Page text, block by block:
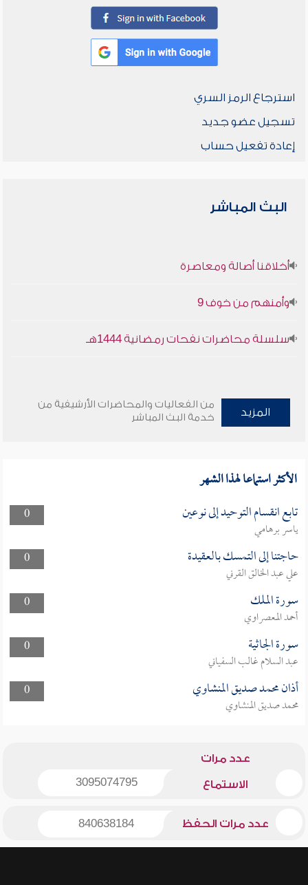
استرجاع الرمز السري
تسجيل عضو جديد
إعادة تفعيل حساب
البث المباشر
أخلاقنا أصالة ومعاصرة
وأمنهم من خوف 9
سلسلة محاضرات نفحات رمضانية 1444هـ
المزيد
من الفعاليات والمحاضرات الأرشيفية من
خدمة البث المباشر
الأكثر استماعا لهذا الشهر
0 تابع انقسام التوحيد إلى نوعين
ياسر برهامي
0
حاجتنا إلى التمسك بالعقيدة
علي عبد الخالق القرني
0
سورة الملك
أحمد المعصراوي
0
سورة الجاثية
عبد السلام غالب السفياني
0
أذان محمد صديق المنشاوي
محمد صديق المنشاوي
عدد مرات
الاستماع 3095074795
عدد مرات الحفظ 840638184